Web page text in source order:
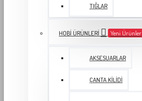
TIĞLAR
HOBI ÜRÜNLERI Yeni Ürünler
AKSESUARLAR
ÇANTA KILIDI